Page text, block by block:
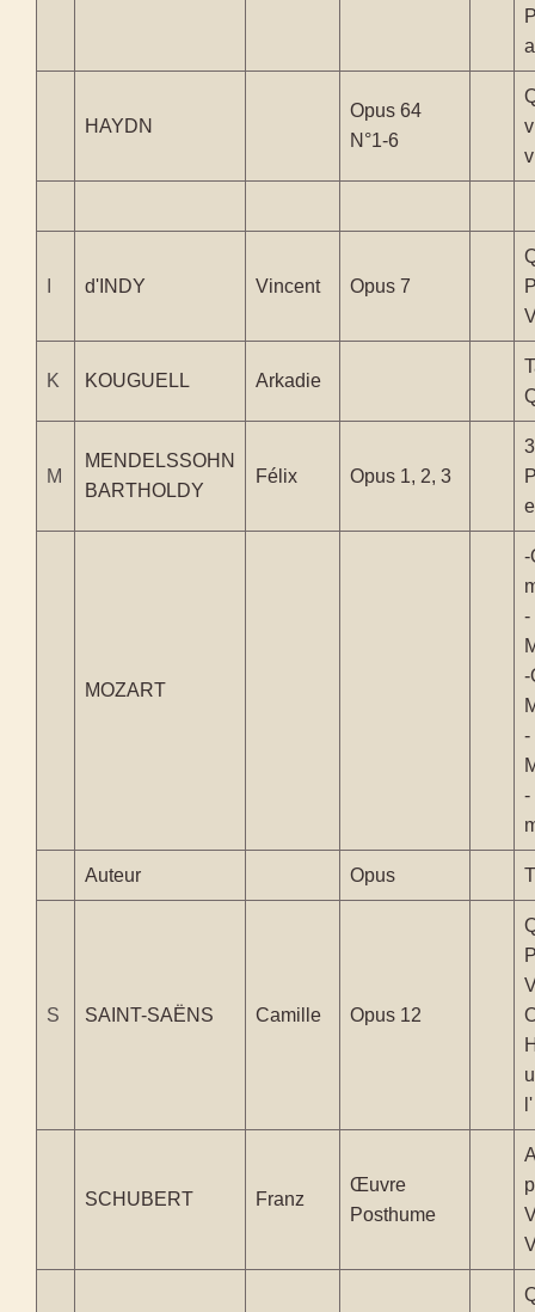
HAYDN
Opus 64
N°1-6
d'INDY Vincent Opus 7
K KOUGUELL Arkadie
M
MENDELSSOHN
BARTHOLDY
Félix Opus 1, 2, 3
MOZART
-
-
-
-
-
Auteur Opus
S SAINT-SAËNS Camille Opus 12
SCHUBERT Franz
Œuvre
Posthume